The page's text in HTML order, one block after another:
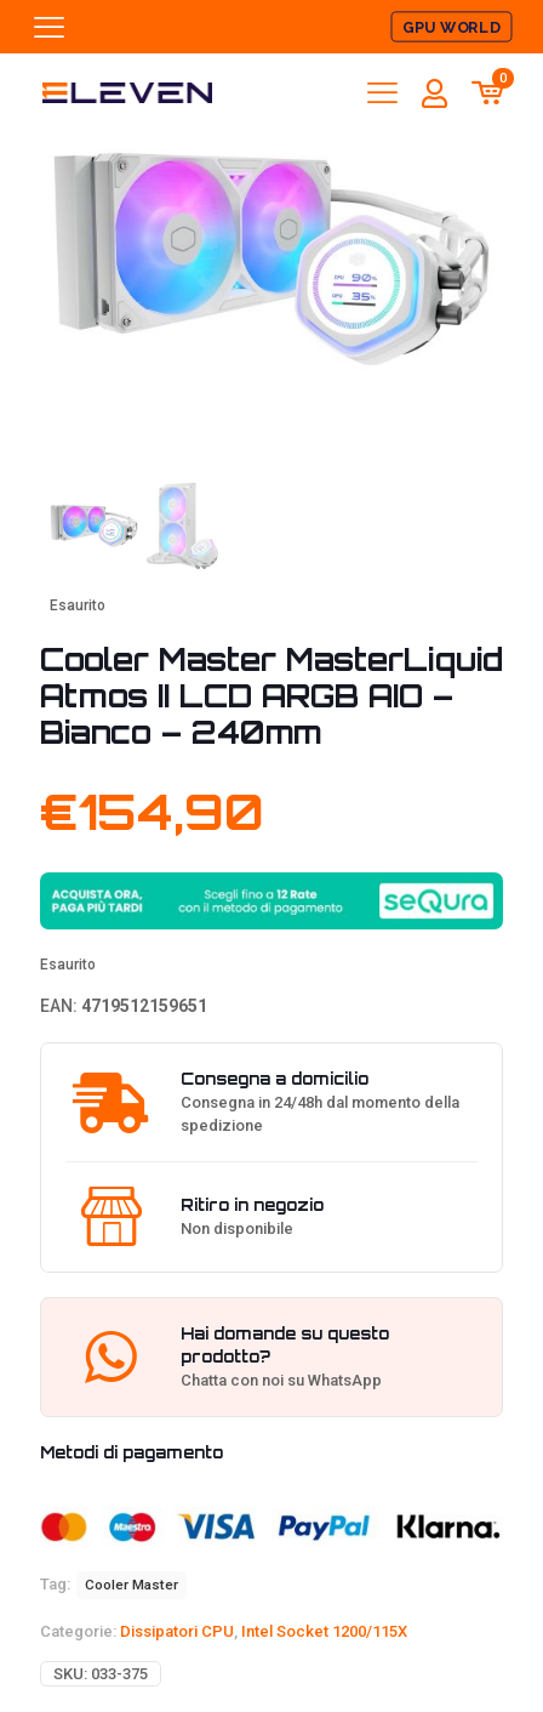
GPU WORLD
0
Esaurito
Cooler Master MasterLiquid
Atmos II LCD ARGB AIO –
Bianco – 240mm
€154,90
Esaurito
EAN: 4719512159651
Consegna a domicilio
Consegna in 24/48h dal momento della
spedizione
Ritiro in negozio
Non disponibile
Hai domande su questo
prodotto?
Chatta con noi su WhatsApp
Metodi di pagamento
Tag: Cooler Master
Categorie: Dissipatori CPU Intel Socket 1200/115X
SKU: 033-375